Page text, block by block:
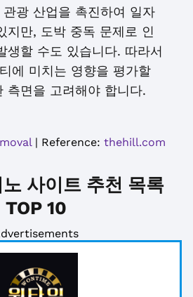
광 산업을 촉진하여 일자
지만, 도박 중독 문제로 인
생할 수도 있습니다. 따라서
에 미치는 영향을 평가할
측면을 고려해야 합니다.
| Reference: thehill.com
사이트 추천 목록
TOP 10